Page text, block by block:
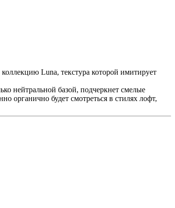
Luna, текстура которой имитирует
нейтральной базой, подчеркнет смелые
органично будет смотреться в стилях лофт,